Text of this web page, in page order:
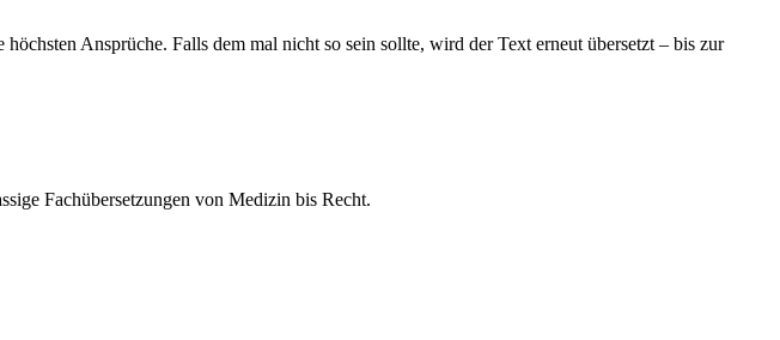
Ansprüche. Falls dem mal nicht so sein sollte, wird der Text erneut übersetzt – bis zur
Fachübersetzungen von Medizin bis Recht.